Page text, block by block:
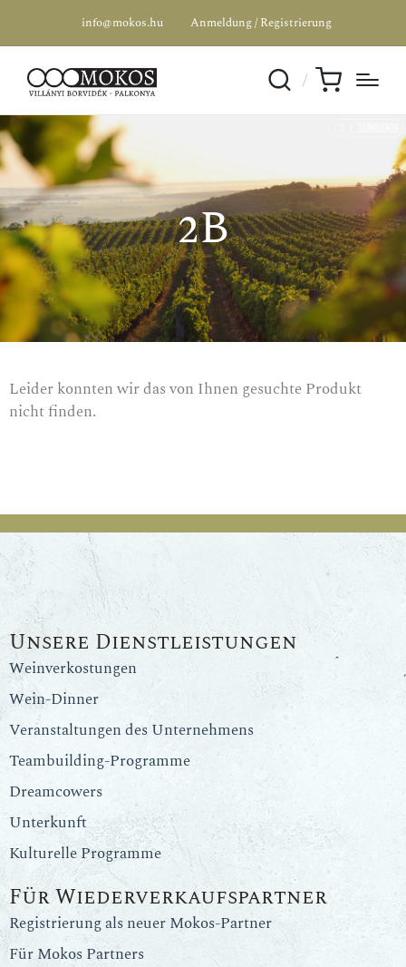
info@mokos.hu Anmeldung / Registrierung
2B
Leider konnten wir das von Ihnen gesuchte Produkt
nicht finden.
Unsere Dienstleistungen
Weinverkostungen
Wein-Dinner
Veranstaltungen des Unternehmens
Teambuilding-Programme
Dreamcowers
Unterkunft
Kulturelle Programme
Für Wiederverkaufspartner
Registrierung als neuer Mokos-Partner
Für Mokos Partners